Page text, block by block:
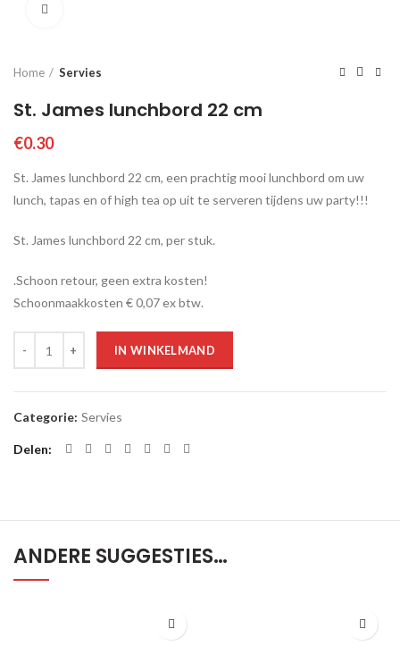
Home Servies
St. James lunchbord 22 cm
€0.30
St. James lunchbord 22 cm, een prachtig mooi lunchbord om uw
lunch, tapas en of high tea op uit te serveren tijdens uw party!!!
St. James lunchbord 22 cm, per stuk.
.Schoon retour, geen extra kosten!
Schoonmaakkosten € 0,07 ex btw.
IN WINKELMAND
Categorie: Servies
Delen
ANDERE SUGGESTIES…